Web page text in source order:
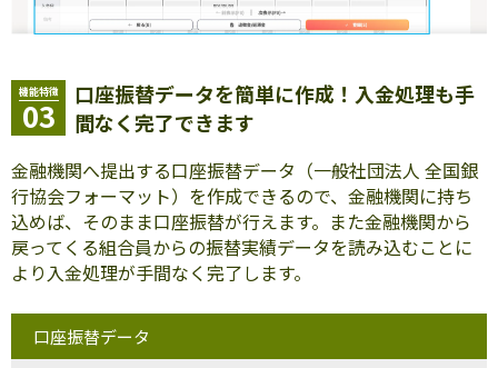
機能特徴
03
口座振替データを簡単に作成！入金処理も手
間なく完了できます
金融機関へ提出する口座振替データ（一般社団法人 全国銀
行協会フォーマット）を作成できるので、金融機関に持ち
込めば、そのまま口座振替が行えます。また金融機関から
戻ってくる組合員からの振替実績データを読み込むことに
より入金処理が手間なく完了します。
口座振替データ